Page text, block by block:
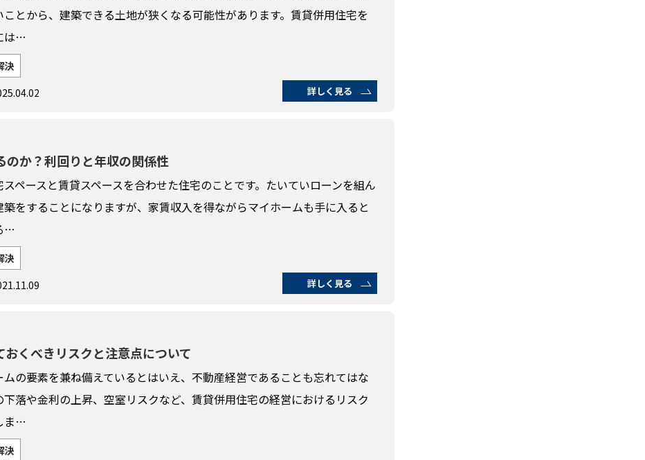
とから、建築できる土地が狭くなる可能性があります。賃貸併用住宅を
は…
決
詳しく見る
のか？利回りと年収の関係性
ペースと賃貸スペースを合わせた住宅のことです。たいていローンを組ん
をすることになりますが、家賃収入を得ながらマイホームも手に入ると
…
決
詳しく見る
くべきリスクと注意点について
の要素を兼ね備えているとはいえ、不動産経営であることも忘れてはな
落や金利の上昇、空室リスクなど、賃貸併用住宅の経営におけるリスク
ま…
決